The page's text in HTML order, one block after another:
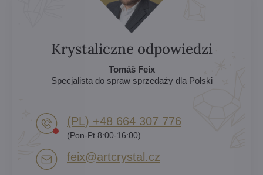
Krystaliczne odpowiedzi
Tomáš Feix
Specjalista do spraw sprzedaży dla Polski
(PL) +48 664 307 776
(Pon-Pt 8:00-16:00)
feix​@artcrystal​.cz